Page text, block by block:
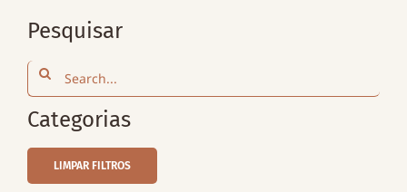
Pesquisar
Search
for:
Categorias
LIMPAR FILTROS